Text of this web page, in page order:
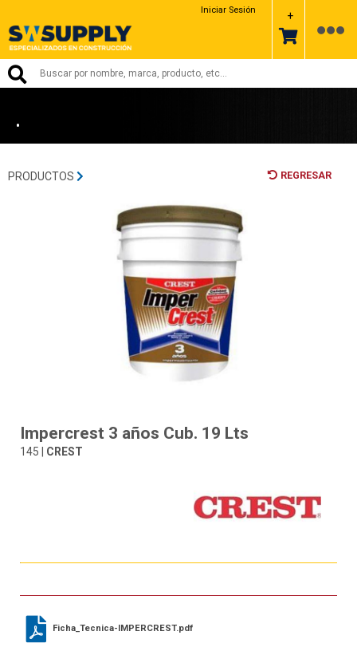
Iniciar Sesión +
•
PRODUCTOS REGRESAR
Impercrest 3 años Cub. 19 Lts
145 | CREST
Ficha_Tecnica-IMPERCREST.pdf